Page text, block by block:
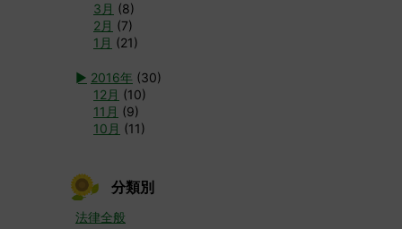
3月 (8)
2月 (7)
1月 (21)
► 2016年 (30)
12月 (10)
11月 (9)
10月 (11)
分類別
法律全般